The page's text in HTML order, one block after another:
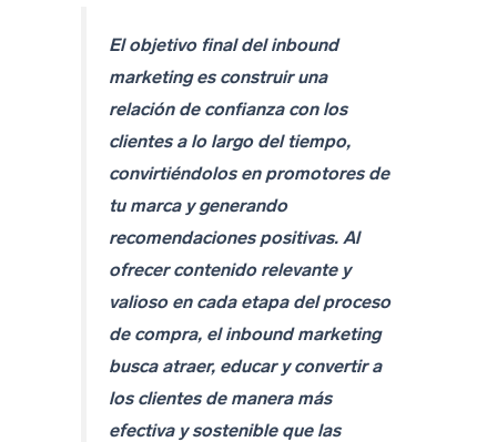
El objetivo final del inbound
marketing es construir una
relación de confianza con los
clientes a lo largo del tiempo,
convirtiéndolos en promotores de
tu marca y generando
recomendaciones positivas. Al
ofrecer contenido relevante y
valioso en cada etapa del proceso
de compra, el inbound marketing
busca atraer, educar y convertir a
los clientes de manera más
efectiva y sostenible que las